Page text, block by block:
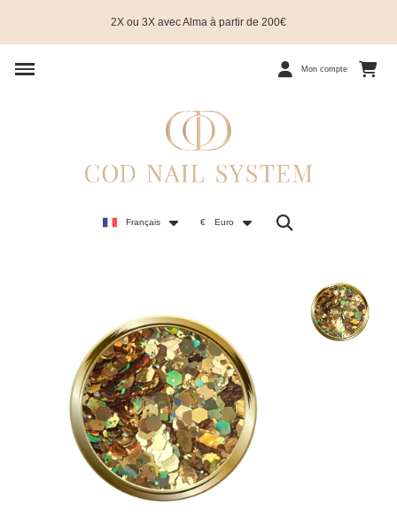
2X ou 3X avec Alma à partir de 200€
Mon compte
Français € Euro